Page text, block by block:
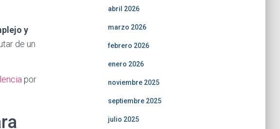
y
de un
por
abril 2026
marzo 2026
febrero 2026
enero 2026
noviembre 2025
septiembre 2025
julio 2025